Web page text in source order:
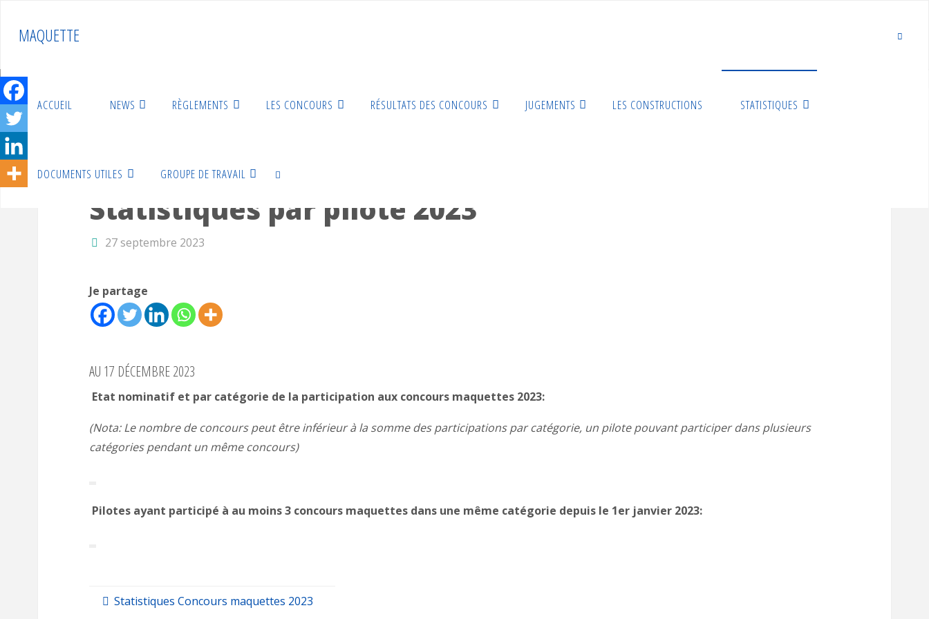
MAQUETTE
ACCUEIL NEWS RÈGLEMENTS LES CONCOURS RÉSULTATS DES CONCOURS JUGEMENTS LES CONSTRUCTIONS STATISTIQUES
DOCUMENTS UTILES GROUPE DE TRAVAIL
Home Statistiques Statistiques par pilote 2023
Statistiques
Statistiques par pilote 2023
27 septembre 2023
Je partage
AU 17 DÉCEMBRE 2023
Etat nominatif et par catégorie de la participation aux concours maquettes 2023:
(Nota: Le nombre de concours peut être inférieur à la somme des participations par catégorie, un pilote pouvant participer dans plusieurs
catégories pendant un même concours)
Pilotes ayant participé à au moins 3 concours maquettes dans une même catégorie depuis le 1er janvier 2023:
Statistiques Concours maquettes 2023